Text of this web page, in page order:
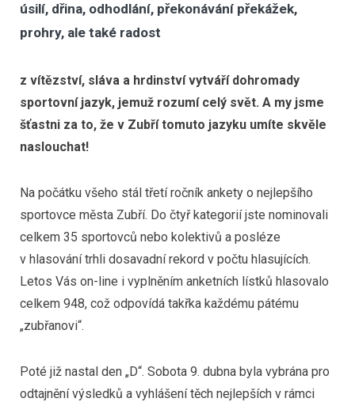
úsilí, dřina, odhodlání, překonávání překážek,
prohry, ale také radost
z vítězství, sláva a hrdinství vytváří dohromady
sportovní jazyk, jemuž rozumí celý svět. A my jsme
šťastni za to, že v Zubří tomuto jazyku umíte skvěle
naslouchat!
Na počátku všeho stál třetí ročník ankety o nejlepšího
sportovce města Zubří. Do čtyř kategorií jste nominovali
celkem 35 sportovců nebo kolektivů a posléze
v hlasování trhli dosavadní rekord v počtu hlasujících.
Letos Vás on-line i vyplněním anketních lístků hlasovalo
celkem 948, což odpovídá takřka každému pátému
„zubřanovi“.
Poté již nastal den „D“. Sobota 9. dubna byla vybrána pro
odtajnění výsledků a vyhlášení těch nejlepších v rámci